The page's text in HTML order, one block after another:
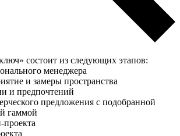
состоит из следующих этапов:
менеджера
и замеры пространства
и предпочтений
предложения с подобранной
гаммой
проекта